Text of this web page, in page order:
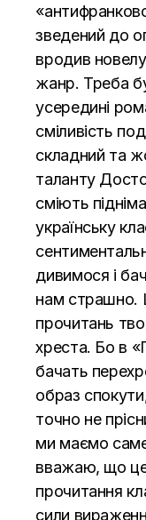
зведений до
вродив
жанр. Треба
усередині
сміливість
складний та
таланту
сміють
українську
дивимося і
нам страшно.
прочитань
хреста. Бо в
бачать
образ
точно не
ми маємо
вважаю, що
прочитання
сили